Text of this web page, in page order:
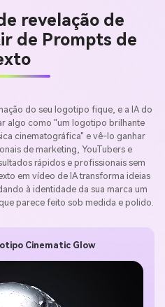
revelação de
de Prompts de
do seu logotipo fique, e a IA do
algo como "um logotipo brilhante
cinematográfica" e vê-lo ganhar
de marketing, YouTubers e
rápidos e profissionais sem
em vídeo de IA transforma ideias
à identidade da sua marca um
parece feito sob medida e polido.
Cinematic Glow